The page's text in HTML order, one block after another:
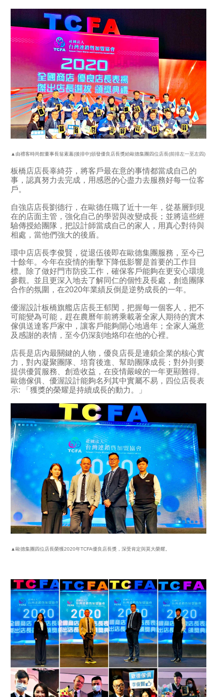
▲由禮客時尚館董事長翁素蕙(後排中)頒發優良店長獎給歐德集團四位店長(前排左一至左四)
板橋店店長辜綺芬，將客戶最在意的事情都當成自己的
事，認真努力去完成，用感恩的心盡力去服務好每一位客
戶。
自強店店長劉德行，在歐德任職了近十一年，從基層到現
在的店面主管，強化自己的學習與改變成長；並將這些經
驗傳授給團隊，把設計師當成自己的家人，用真心對待與
相處，當他們強大的後盾。
環中店店長李俊賢，從退伍後即在歐德集團服務，至今已
十餘年。今年在疫情的衝擊下降低影響是首要的工作目
標。除了做好門市防疫工作，確保客戶能夠在更安心環境
參觀。並且更深入地去了解同仁的個性及長處，創造團隊
合作的氛圍，在2020年業績反倒是逆勢成長的一年。
優渥設計板橋旗艦店店長王郁閔，把握每一個客人，把不
可能變為可能，趕在農曆年前將乘載著全家人期待的實木
傢俱送達客戶家中，讓客戶能夠開心地過年；全家人滿意
及感謝的表情，至今仍深刻地烙印在他的心裡。
店長是店內最關鍵的人物，優良店長是連鎖企業的核心實
力，對內凝聚團隊、培育後進、幫助團隊成長；對外則要
提供優質服務、創造收益，在疫情嚴峻的一年更顯難得。
歐德傢俱、優渥設計能夠名列其中實屬不易，四位店長表
示: 「獲獎的榮耀是持續成長的動力。」
▲歐德集團四位店長榮獲2020年TCFA優良店長獎，深受肯定與莫大榮耀。